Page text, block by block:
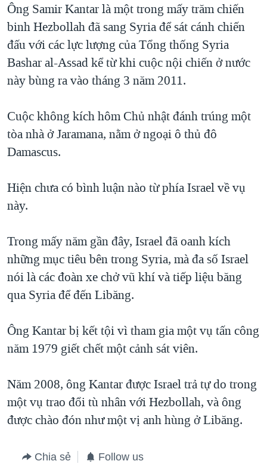
BÊN KIA QUỐC LỘ: TIẾNG VỌNG TỪ NÔNG THÔN MỸ
QUAN HỆ VIỆT MỸ
Ông Samir Kantar là một trong mấy trăm chiến
binh Hezbollah đã sang Syria để sát cánh chiến
đấu với các lực lượng của Tổng thống Syria
Bashar al-Assad kể từ khi cuộc nội chiến ở nước
này bùng ra vào tháng 3 năm 2011.
Cuộc không kích hôm Chủ nhật đánh trúng một
tòa nhà ở Jaramana, nằm ở ngoại ô thủ đô
Damascus.
Hiện chưa có bình luận nào từ phía Israel về vụ
này.
Trong mấy năm gần đây, Israel đã oanh kích
những mục tiêu bên trong Syria, mà đa số Israel
nói là các đoàn xe chở vũ khí và tiếp liệu băng
qua Syria để đến Libăng.
Ông Kantar bị kết tội vì tham gia một vụ tấn công
năm 1979 giết chết một cảnh sát viên.
Năm 2008, ông Kantar được Israel trả tự do trong
một vụ trao đổi tù nhân với Hezbollah, và ông
được chào đón như một vị anh hùng ở Libăng.
Chia sẻ Follow us